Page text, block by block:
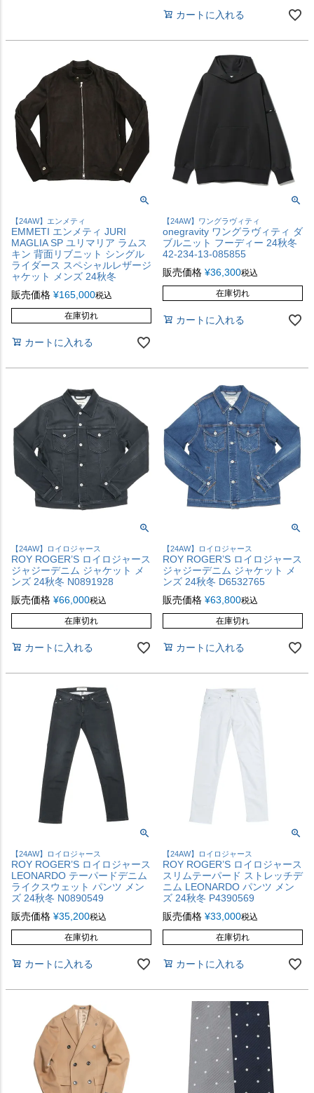
カートに入れる
【24AW】エンメティ
EMMETI エンメティ JURI
MAGLIA SP ユリマリア ラムス
キン 背面リブニット シングル
ライダース スペシャルレザージ
ャケット メンズ 24秋冬
販売価格 ¥165,000税込
在庫切れ
カートに入れる
【24AW】ワングラヴィティ
onegravity ワングラヴィティ ダ
ブルニット フーディー 24秋冬
42-234-13-085855
販売価格 ¥36,300税込
在庫切れ
カートに入れる
【24AW】ロイロジャース
ROY ROGER’S ロイロジャース
ジャジーデニム ジャケット メ
ンズ 24秋冬 N0891928
販売価格 ¥66,000税込
在庫切れ
カートに入れる
【24AW】ロイロジャース
ROY ROGER’S ロイロジャース
ジャジーデニム ジャケット メ
ンズ 24秋冬 D6532765
販売価格 ¥63,800税込
在庫切れ
カートに入れる
【24AW】ロイロジャース
ROY ROGER’S ロイロジャース
LEONARDO テーパードデニム
ライクスウェット パンツ メン
ズ 24秋冬 N0890549
販売価格 ¥35,200税込
在庫切れ
カートに入れる
【24AW】ロイロジャース
ROY ROGER’S ロイロジャース
スリムテーパード ストレッチデ
ニム LEONARDO パンツ メン
ズ 24秋冬 P4390569
販売価格 ¥33,000税込
在庫切れ
カートに入れる